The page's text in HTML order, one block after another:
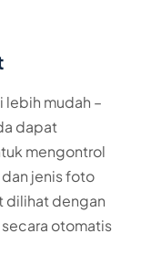
lebih mudah –
dapat
mengontrol
jenis foto
dilihat dengan
otomatis